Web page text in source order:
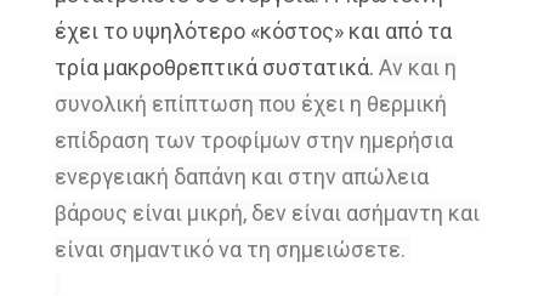
έχει το υψηλότερο «κόστος» και από τα
τρία μακροθρεπτικά συστατικά. Αν και η
συνολική επίπτωση που έχει η θερμική
επίδραση των τροφίμων στην ημερήσια
ενεργειακή δαπάνη και στην απώλεια
βάρους είναι μικρή, δεν είναι ασήμαντη και
είναι σημαντικό να τη σημειώσετε.